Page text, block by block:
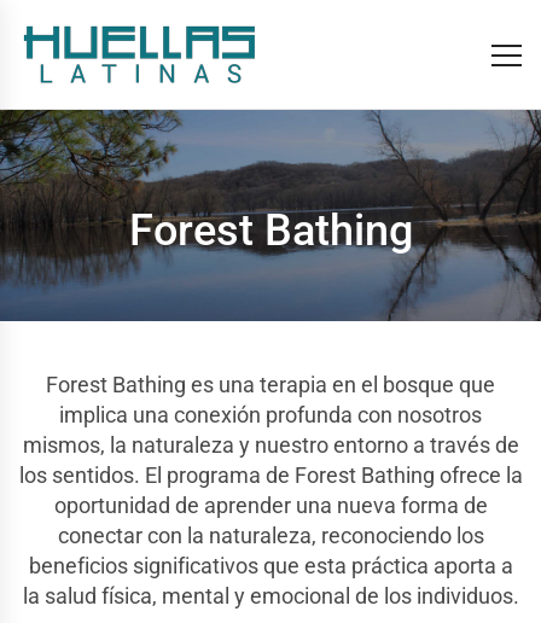
Forest Bathing
Forest Bathing es una terapia en el bosque que
implica una conexión profunda con nosotros
mismos, la naturaleza y nuestro entorno a través de
los sentidos. El programa de Forest Bathing ofrece la
oportunidad de aprender una nueva forma de
conectar con la naturaleza, reconociendo los
beneficios significativos que esta práctica aporta a
la salud física, mental y emocional de los individuos.